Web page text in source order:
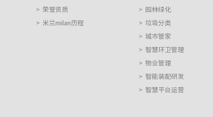
> 荣誉资质
> 米兰milan历程
> 园林绿化
> 垃圾分类
> 城市管家
> 智慧环卫管理
> 物业管理
> 智能装配研发
> 智慧平台运营